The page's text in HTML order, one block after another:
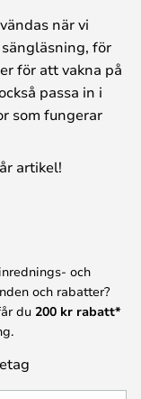
när vi
för
för att vakna på
passa in i
som fungerar
artikel!
och
och rabatter?
du 200 kr rabatt*